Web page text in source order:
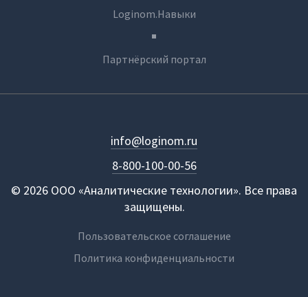
Loginom.Навыки
Партнёрский портал
© 2026 ООО «Аналитические технологии». Все права
защищены.
8-800-100-00-56
info@loginom.ru
Пользовательское соглашение
Политика конфиденциальности